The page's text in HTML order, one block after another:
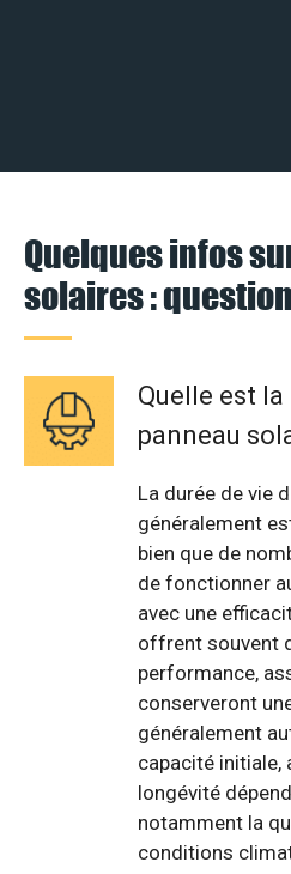
Quelques infos
solaires :
Quelle est
panneau
La durée de vie
généralement
bien que de
de fonctionner
avec une
offrent souvent
performance,
conserveront
généralement
capacité initiale,
longévité
notamment la
conditions